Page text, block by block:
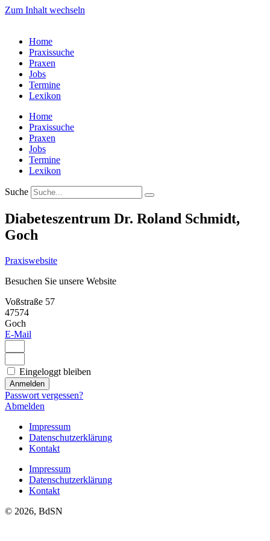
Zum Inhalt wechseln
Home
Praxissuche
Praxen
Jobs
Termine
Lexikon
Home
Praxissuche
Praxen
Jobs
Termine
Lexikon
Suche
Diabeteszentrum Dr. Roland Schmidt,
Goch
Praxiswebsite
Besuchen Sie unsere Website
Voßstraße 57
47574
Goch
E-Mail
Eingeloggt bleiben
Anmelden
Passwort vergessen?
Abmelden
Impressum
Datenschutzerklärung
Kontakt
Impressum
Datenschutzerklärung
Kontakt
© 2026, BdSN